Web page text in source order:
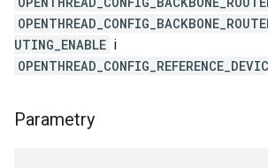
UTING_ENABLE i
Parametry